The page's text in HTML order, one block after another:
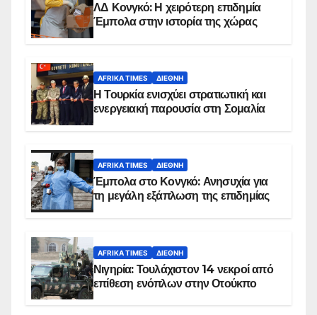
ΛΔ Κονγκό: Η χειρότερη επιδημία
Έμπολα στην ιστορία της χώρας
AFRIKA TIMES ΔΙΕΘΝΉ
Η Τουρκία ενισχύει στρατιωτική και
ενεργειακή παρουσία στη Σομαλία
AFRIKA TIMES ΔΙΕΘΝΉ
Έμπολα στο Κονγκό: Ανησυχία για
τη μεγάλη εξάπλωση της επιδημίας
AFRIKA TIMES ΔΙΕΘΝΉ
Νιγηρία: Τουλάχιστον 14 νεκροί από
επίθεση ενόπλων στην Οτούκπο